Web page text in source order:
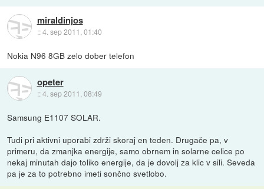
miraldinjos
::4. sep 2011, 01:40
Nokia N96 8GB zelo dober telefon
opeter
::4. sep 2011, 08:49
Samsung E1107 SOLAR.
Tudi pri aktivni uporabi zdrži skoraj en teden. Drugače pa, v
primeru, da zmanjka energije, samo obrnem in solarne celice po
nekaj minutah dajo toliko energije, da je dovolj za klic v sili. Seveda
pa je za to potrebno imeti sončno svetlobo.